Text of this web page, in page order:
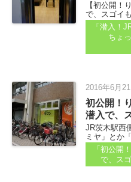
【初公開！
で、スゴイ
ばの茨木シ
ブンの店内
「潜入！
ちょ
2016年6月
初公開！
潜入で、
JR茨木駅西
ミヤ」とか
いる方もい
車場所のす
ン。最近、
「初公開
で、ス